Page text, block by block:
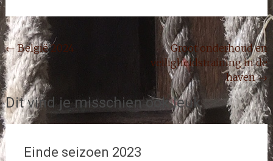
Bericht
navigatie
←België 2024
Groot onderhoud en
veiligheidstraining in de
haven→
Dit vind je misschien ook leuk
Einde seizoen 2023